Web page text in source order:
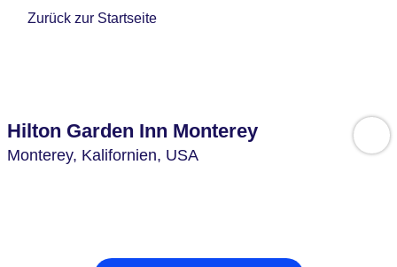
Zurück zur Startseite
Hilton Garden Inn Monterey
Monterey, Kalifornien, USA